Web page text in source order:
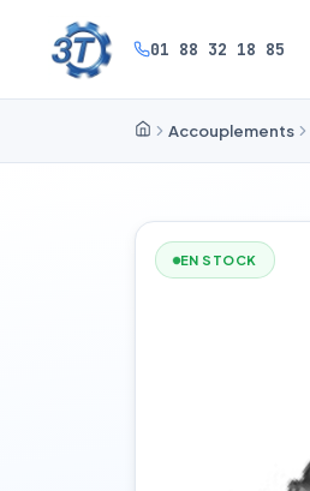
01 88 32 18 85
Accouplements
EN STOCK